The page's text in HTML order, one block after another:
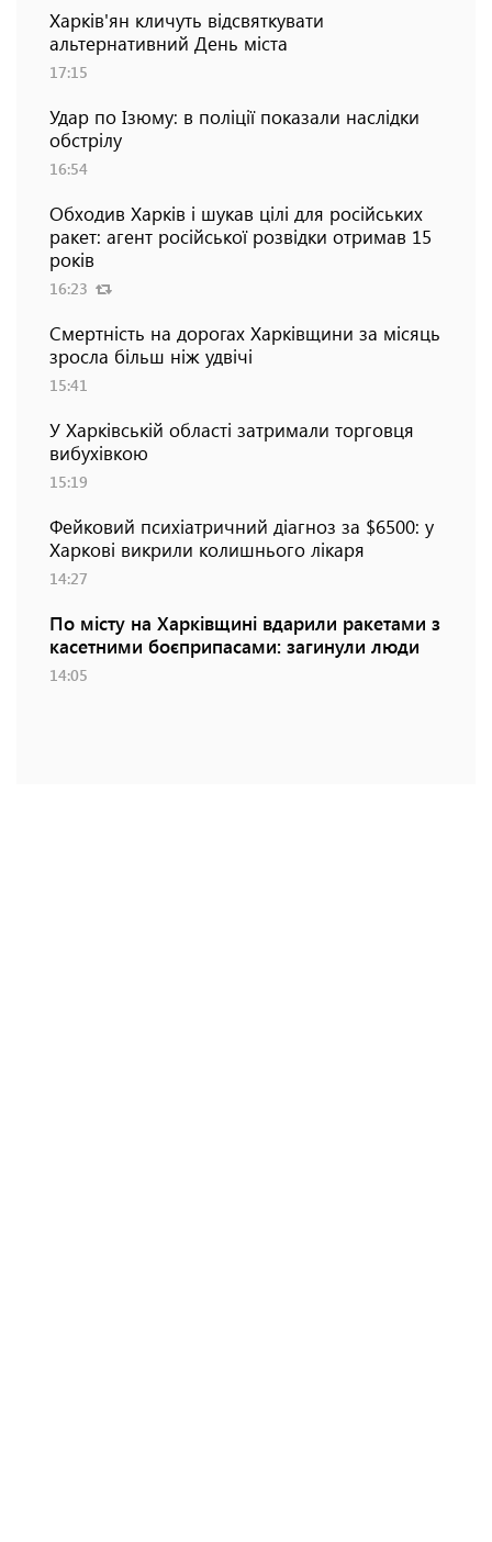
Харків'ян кличуть відсвяткувати
альтернативний День міста
17:15
Удар по Ізюму: в поліції показали наслідки
обстрілу
16:54
Обходив Харків і шукав цілі для російських
ракет: агент російської розвідки отримав 15
років
16:23
Смертність на дорогах Харківщини за місяць
зросла більш ніж удвічі
15:41
У Харківській області затримали торговця
вибухівкою
15:19
Фейковий психіатричний діагноз за $6500: у
Харкові викрили колишнього лікаря
14:27
По місту на Харківщині вдарили ракетами з
касетними боєприпасами: загинули люди
14:05